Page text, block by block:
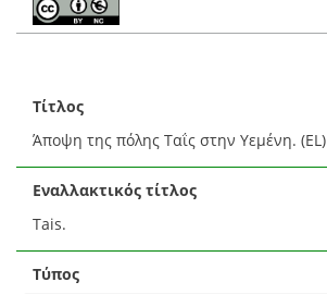
Τίτλος
Άποψη της πόλης Ταΐς στην Υεμένη. (EL)
Εναλλακτικός τίτλος
Tais.
Τύπος